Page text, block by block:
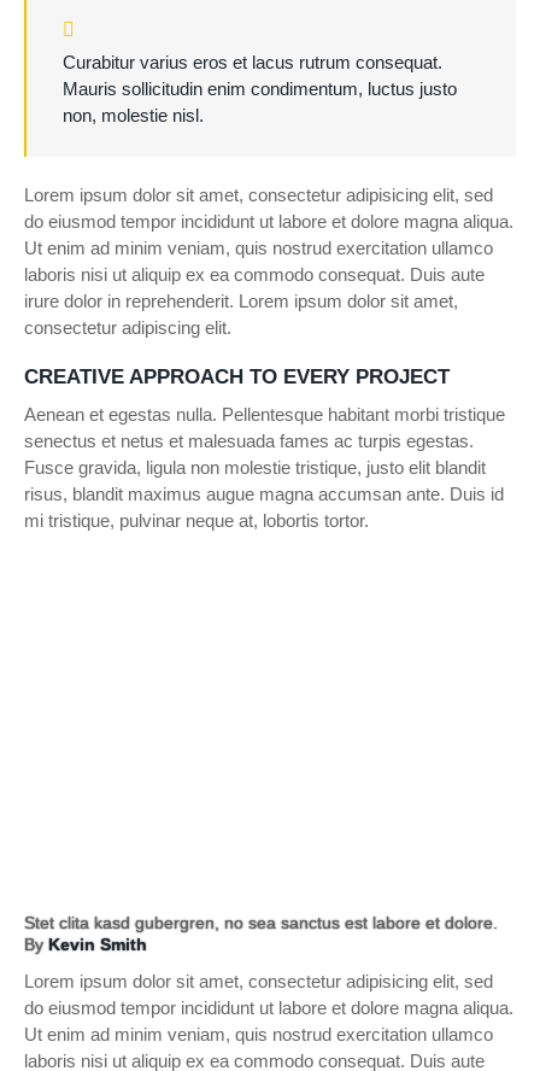
Curabitur varius eros et lacus rutrum consequat.
Mauris sollicitudin enim condimentum, luctus justo
non, molestie nisl.
Lorem ipsum dolor sit amet, consectetur adipisicing elit, sed
do eiusmod tempor incididunt ut labore et dolore magna aliqua.
Ut enim ad minim veniam, quis nostrud exercitation ullamco
laboris nisi ut aliquip ex ea commodo consequat. Duis aute
irure dolor in reprehenderit. Lorem ipsum dolor sit amet,
consectetur adipiscing elit.
CREATIVE APPROACH TO EVERY PROJECT
Aenean et egestas nulla. Pellentesque habitant morbi tristique
senectus et netus et malesuada fames ac turpis egestas.
Fusce gravida, ligula non molestie tristique, justo elit blandit
risus, blandit maximus augue magna accumsan ante. Duis id
mi tristique, pulvinar neque at, lobortis tortor.
Stet clita kasd gubergren, no sea sanctus est labore et dolore.
ByKevin Smith
Lorem ipsum dolor sit amet, consectetur adipisicing elit, sed
do eiusmod tempor incididunt ut labore et dolore magna aliqua.
Ut enim ad minim veniam, quis nostrud exercitation ullamco
laboris nisi ut aliquip ex ea commodo consequat. Duis aute